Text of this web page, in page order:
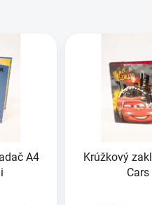
A4
Krúžkový
Cars